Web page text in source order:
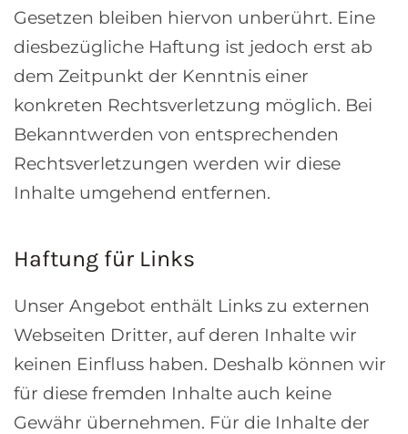
Gesetzen bleiben hiervon unberührt. Eine
diesbezügliche Haftung ist jedoch erst ab
dem Zeitpunkt der Kenntnis einer
konkreten Rechtsverletzung möglich. Bei
Bekanntwerden von entsprechenden
Rechtsverletzungen werden wir diese
Inhalte umgehend entfernen.
Haftung für Links
Unser Angebot enthält Links zu externen
Webseiten Dritter, auf deren Inhalte wir
keinen Einfluss haben. Deshalb können wir
für diese fremden Inhalte auch keine
Gewähr übernehmen. Für die Inhalte der